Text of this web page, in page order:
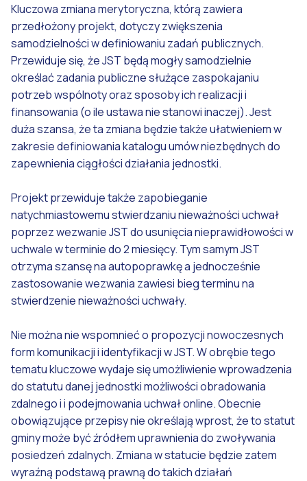
Kluczowa zmiana merytoryczna, którą zawiera
przedłożony projekt, dotyczy zwiększenia
samodzielności w definiowaniu zadań publicznych.
Przewiduje się, że JST będą mogły samodzielnie
określać zadania publiczne służące zaspokajaniu
potrzeb wspólnoty oraz sposoby ich realizacji i
finansowania (o ile ustawa nie stanowi inaczej). Jest
duża szansa, że ta zmiana będzie także ułatwieniem w
zakresie definiowania katalogu umów niezbędnych do
zapewnienia ciągłości działania jednostki.
Projekt przewiduje także zapobieganie
natychmiastowemu stwierdzaniu nieważności uchwał
poprzez wezwanie JST do usunięcia nieprawidłowości w
uchwale w terminie do 2 miesięcy. Tym samym JST
otrzyma szansę na autopoprawkę a jednocześnie
zastosowanie wezwania zawiesi bieg terminu na
stwierdzenie nieważności uchwały.
Nie można nie wspomnieć o propozycji nowoczesnych
form komunikacji i identyfikacji w JST. W obrębie tego
tematu kluczowe wydaje się umożliwienie wprowadzenia
do statutu danej jednostki możliwości obradowania
zdalnego i i podejmowania uchwał online. Obecnie
obowiązujące przepisy nie określają wprost, że to statut
gminy może być źródłem uprawnienia do zwoływania
posiedzeń zdalnych. Zmiana w statucie będzie zatem
wyraźną podstawą prawną do takich działań